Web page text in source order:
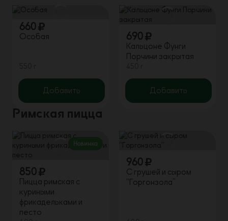
660
Особая
Добавить
690
Кальцоне Фунги
Порчини закрытая
Добавить
Римская пицца
850
Пицца римская с
куриными
фрикадельками и
песто
Новинка
960
С грушей и сыром
“Горгонзола”